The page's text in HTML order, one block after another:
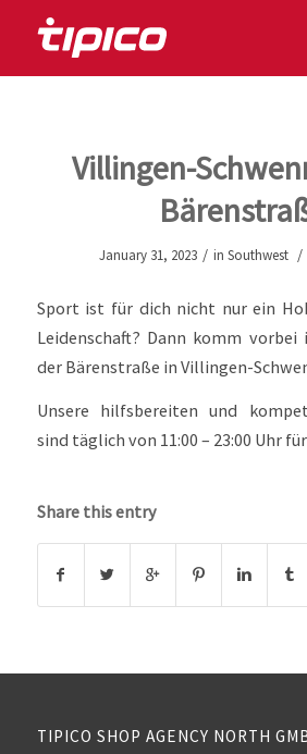
Villingen-
January 31, 2023 / in Southwest /
Sport ist für dich nicht nur ein
Leidenschaft? Dann komm vorbei
der Bärenstraße in Villingen-
Unsere hilfsbereiten und
sind täglich von 11:00 – 23:00 Uhr
Share this entry
TIPICO SHOP AGENCY NORTH